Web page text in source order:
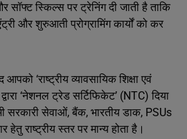
सॉफ्ट स्किल्स पर ट्रेनिंग दी जाती है ताकि
और शुरुआती प्रोग्रामिंग कार्यों को कर
‘राष्ट्रीय व्यावसायिक शिक्षा एवं
‘नेशनल ट्रेड सर्टिफिकेट’ (NTC) दिया
सरकारी सेवाओं, बैंक, भारतीय डाक, PSUs
हेतु राष्ट्रीय स्तर पर मान्य होता है।